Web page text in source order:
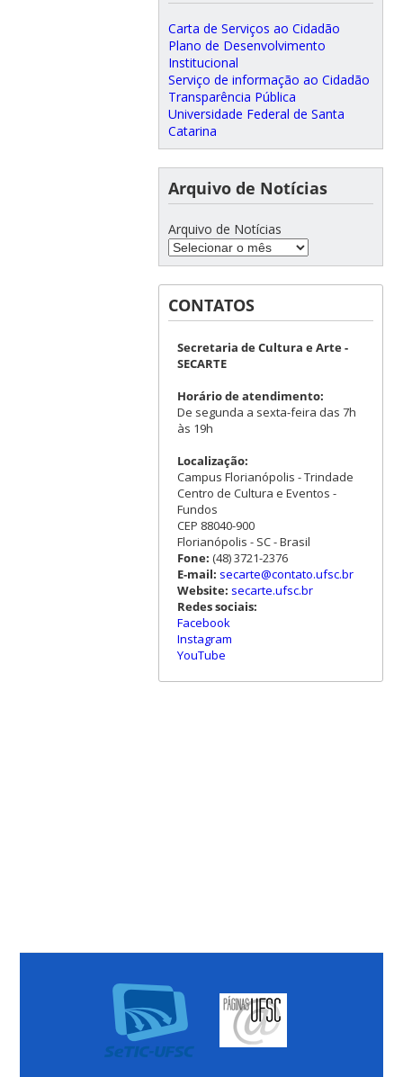
Carta de Serviços ao Cidadão
Plano de Desenvolvimento
Institucional
Serviço de informação ao Cidadão
Transparência Pública
Universidade Federal de Santa
Catarina
Arquivo de Notícias
Arquivo de Notícias
CONTATOS
Secretaria de Cultura e Arte -
SECARTE
Horário de atendimento:
De segunda a sexta-feira das 7h
às 19h
Localização:
Campus Florianópolis - Trindade
Centro de Cultura e Eventos -
Fundos
CEP 88040-900
Florianópolis - SC - Brasil
Fone: (48) 3721-2376
E-mail: secarte@contato.ufsc.br
Website: secarte.ufsc.br
Redes sociais:
Facebook
Instagram
YouTube